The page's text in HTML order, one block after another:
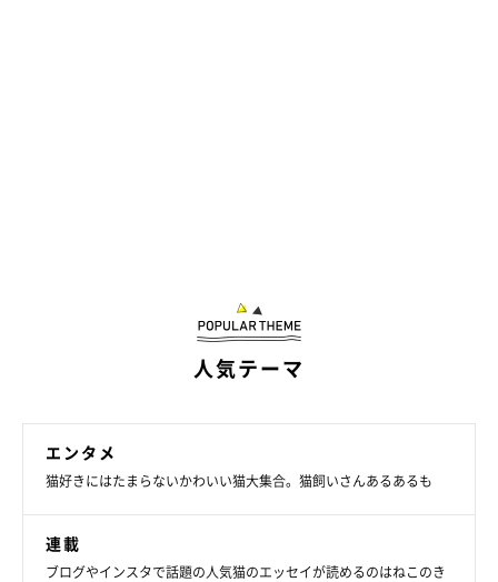
人気テーマ
エンタメ
猫好きにはたまらないかわいい猫大集合。猫飼いさんあるあるも
連載
ブログやインスタで話題の人気猫のエッセイが読めるのはねこのき